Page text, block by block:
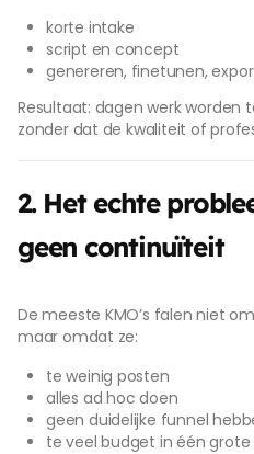
korte intake
script en concept
genereren, finetunen,
Resultaat: dagen werk worden
zonder dat de kwaliteit of
2. Het echte
geen continuïteit
De meeste KMO’s falen niet
maar omdat ze:
te weinig posten
alles ad hoc doen
geen duidelijke funnel
te veel budget in één